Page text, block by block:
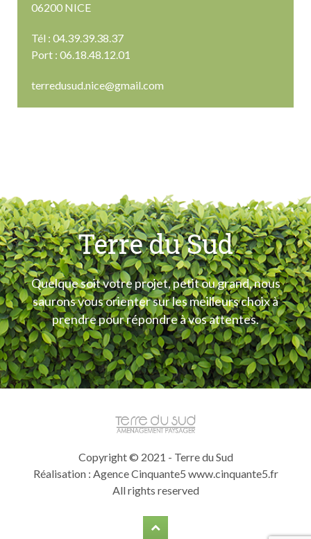
06200 NICE
Tél : 04.39.39.38.37
Port : 06.18.48.12.01
terredusud.nice@gmail.com
Terre du Sud
Quelque soit votre projet, petit ou grand, nous
saurons vous orienter sur les meilleurs choix à
prendre pour répondre à vos attentes.
Copyright © 2021 - Terre du Sud
Réalisation : Agence Cinquante5 www.cinquante5.fr
All rights reserved